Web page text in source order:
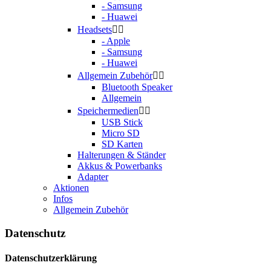
- Samsung
- Huawei
Headsets 
- Apple
- Samsung
- Huawei
Allgemein Zubehör 
Bluetooth Speaker
Allgemein
Speichermedien 
USB Stick
Micro SD
SD Karten
Halterungen & Ständer
Akkus & Powerbanks
Adapter
Aktionen
Infos
Allgemein Zubehör
Datenschutz
Datenschutzerklärung